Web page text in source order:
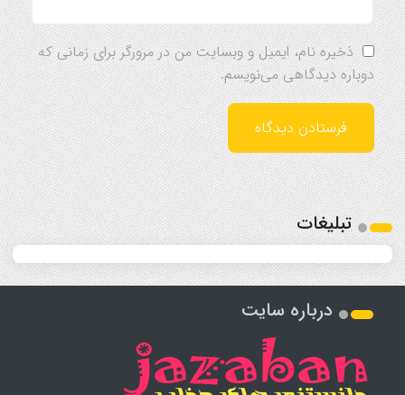
ذخیره نام، ایمیل و وبسایت من در مرورگر برای زمانی که
دوباره دیدگاهی می‌نویسم.
تبلیغات
درباره سایت